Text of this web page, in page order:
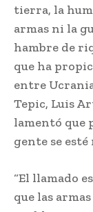
tierra, la
armas ni la
hambre de
que ha
entre
Tepic, Luis
lamentó que
gente se esté
“El llamado
que las